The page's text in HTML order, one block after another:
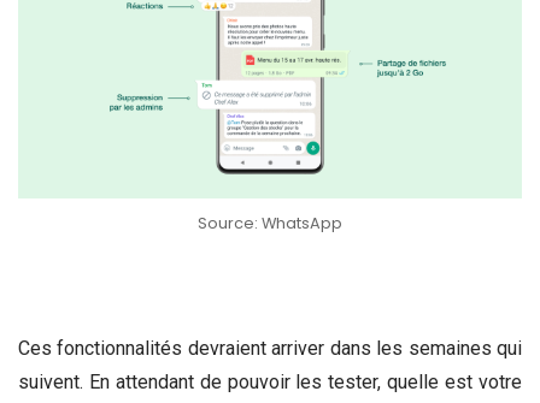
Source: WhatsApp
Ces fonctionnalités devraient arriver dans les semaines qui
suivent. En attendant de pouvoir les tester, quelle est votre